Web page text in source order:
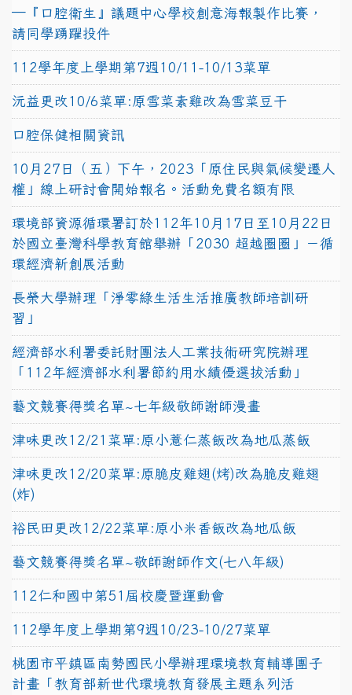
─『口腔衛生』議題中心學校創意海報製作比賽，
請同學踴躍投件
112學年度上學期第7週10/11-10/13菜單
沅益更改10/6菜單:原雪菜素雞改為雪菜豆干
口腔保健相關資訊
10月27日（五）下午，2023「原住民與氣候變遷人
權」線上研討會開始報名。活動免費名額有限
環境部資源循環署訂於112年10月17日至10月22日
於國立臺灣科學教育館舉辦「2030 超越圈圈」－循
環經濟新創展活動
長榮大學辦理「淨零綠生活生活推廣教師培訓研
習」
經濟部水利署委託財團法人工業技術研究院辦理
「112年經濟部水利署節約用水績優選拔活動」
藝文競賽得獎名單~七年級敬師謝師漫畫
津味更改12/21菜單:原小薏仁蒸飯改為地瓜蒸飯
津味更改12/20菜單:原脆皮雞翅(烤)改為脆皮雞翅
(炸)
裕民田更改12/22菜單:原小米香飯改為地瓜飯
藝文競賽得獎名單~敬師謝師作文(七八年級)
112仁和國中第51屆校慶暨運動會
112學年度上學期第9週10/23-10/27菜單
桃園市平鎮區南勢國民小學辦理環境教育輔導團子
計畫「教育部新世代環境教育發展主題系列活